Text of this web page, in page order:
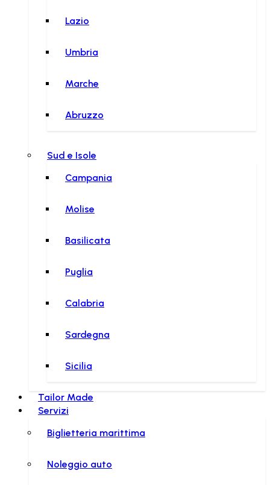
Lazio
Umbria
Marche
Abruzzo
Sud e Isole
Campania
Molise
Basilicata
Puglia
Calabria
Sardegna
Sicilia
Tailor Made
Servizi
Biglietteria marittima
Noleggio auto